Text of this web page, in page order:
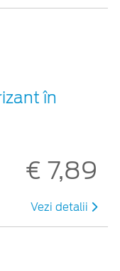
în
€ 7,89
Vezi detalii